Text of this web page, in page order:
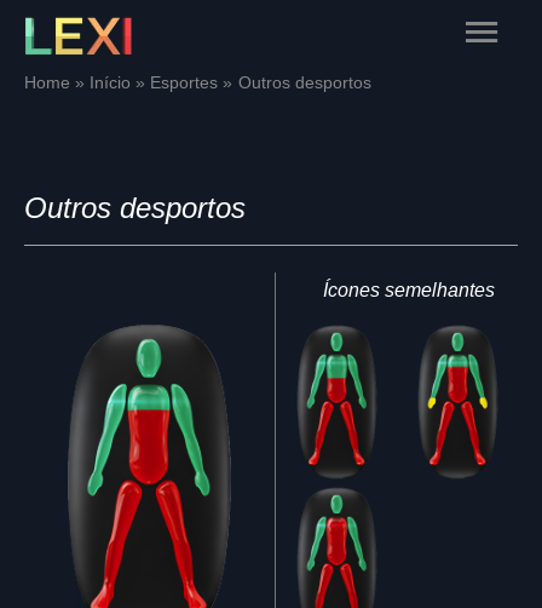
Skip
content
Main
Home Início Esportes Outros desportos
Outros desportos
Ícones semelhantes